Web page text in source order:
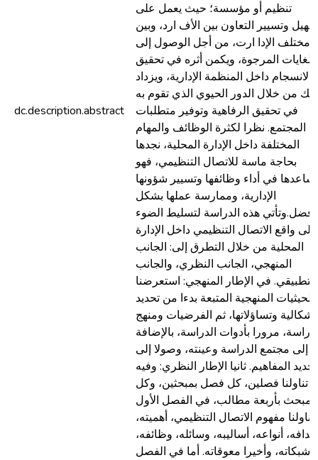
dc.description.abstract
تنظيم أو مؤسسة؛ حيث يعمل على
وتسيير التعاون بين الأف ارد، وبين
مختلف الإدا ارت، من أجل الوصول إلى
الغايات المرجوة، ويكمن أثره في تحقيق
الانسجام داخل المنظمة الإدارية، ويزداد
ذلك من خلال الدور الحيوي الذي تقوم به
في تحقيق الرفاهية وتوفير متطلبات
المجتمع. نظرا لكثرة الوظائف والمهام
المختلفة داخل الإدارة المحلية، نجدها
بحاجة ماسة للاتصال التنظيمي، فهو
يساعدها في أداء وظائفها وتسيير شؤونها
الإدارية، وممارسة عملها بشكل
أفضل.وتأتي هذه الدراسة لتسليط الضوء
على واقع الاتصال التنظيمي داخل الإدارة
المحلية من خلال التطرق إلى: الجانب
المنهجي، الجانب النظري، والجانب
التطبيقي. في الإطار المنهجي: استعرضنا
الحيثيات المنهجية المتبعة بدءا من تحديد
وتساؤلاتها، ثم الفرضيات ومنهج
مرورا بأدوات الدراسة، بالإضافة
إلى مجتمع الدراسة وعينته، وصولا إلى
تحديد المفاهيم. ثانيا الإطار النظري: وفيه
تناولنا فصلين، كل فصل بمبحثين، وكل
مبحث بأربعة مطالب، في الفصل الأول
تناولنا مفهوم الاتصال التنظيمي، أهميته،
أهدافه، أنواعه، أساليبه، وسائله، وظائفه،
شبكاته، وأخيرا معوقاته. أما في الفصل